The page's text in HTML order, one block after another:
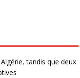
tandis que deux